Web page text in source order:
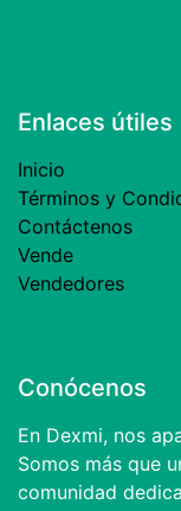
Enlaces útiles
Inicio
Términos y
Contáctenos
Vende
Vendedores
Conócenos
En Dexmi, nos
Somos más que
comunidad